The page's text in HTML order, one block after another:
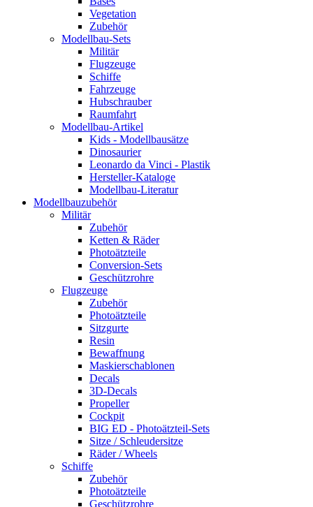
Vegetation
Zubehör
Modellbau-Sets
Militär
Flugzeuge
Schiffe
Fahrzeuge
Hubschrauber
Raumfahrt
Modellbau-Artikel
Kids - Modellbausätze
Dinosaurier
Leonardo da Vinci - Plastik
Hersteller-Kataloge
Modellbau-Literatur
Modellbauzubehör
Militär
Zubehör
Ketten & Räder
Photoätzteile
Conversion-Sets
Geschützrohre
Flugzeuge
Zubehör
Photoätzteile
Sitzgurte
Resin
Bewaffnung
Maskierschablonen
Decals
3D-Decals
Propeller
Cockpit
BIG ED - Photoätzteil-Sets
Sitze / Schleudersitze
Räder / Wheels
Schiffe
Zubehör
Photoätzteile
Geschützrohre